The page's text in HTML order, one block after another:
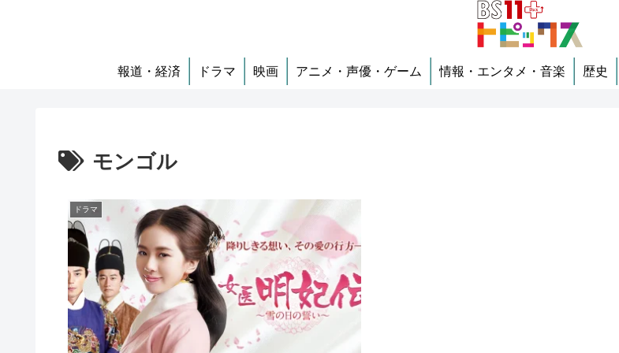
報道・経済 ドラマ 映画 アニメ・声優・ゲーム 情報・エンタメ・音楽 歴史
モンゴル
ドラマ